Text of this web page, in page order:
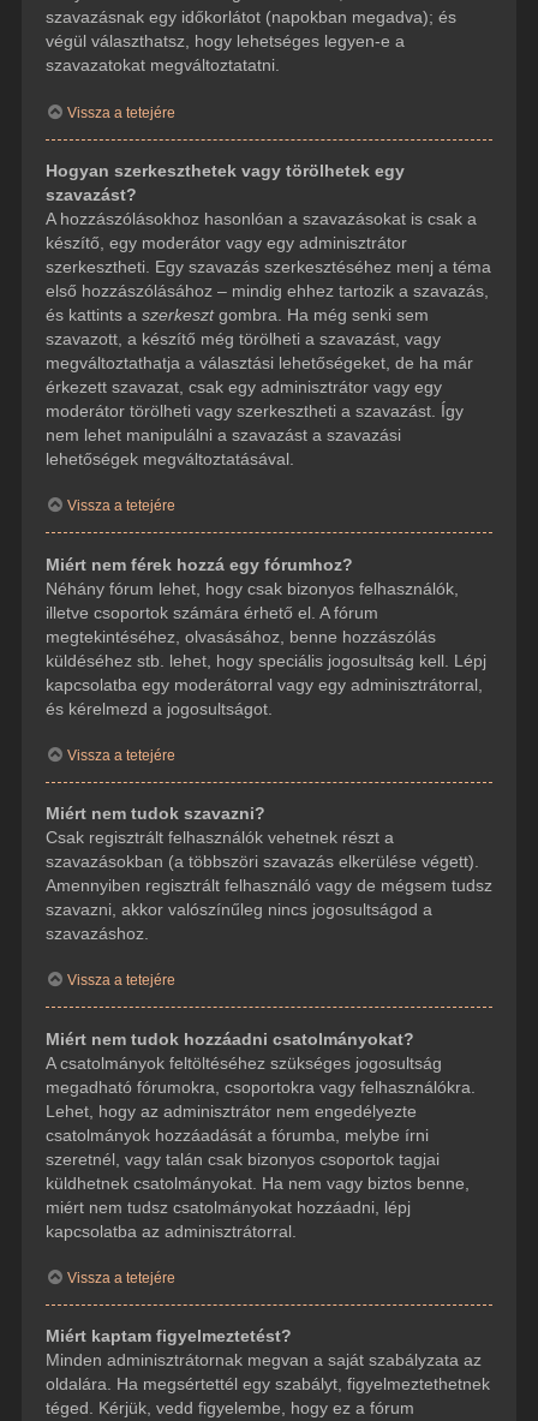
szavazásnak egy időkorlátot (napokban megadva); és
végül választhatsz, hogy lehetséges legyen-e a
szavazatokat megváltoztatatni.
Vissza a tetejére
Hogyan szerkeszthetek vagy törölhetek egy
szavazást?
A hozzászólásokhoz hasonlóan a szavazásokat is csak a
készítő, egy moderátor vagy egy adminisztrátor
szerkesztheti. Egy szavazás szerkesztéséhez menj a téma
első hozzászólásához – mindig ehhez tartozik a szavazás,
és kattints a szerkesztgombra. Ha még senki sem
szavazott, a készítő még törölheti a szavazást, vagy
megváltoztathatja a választási lehetőségeket, de ha már
érkezett szavazat, csak egy adminisztrátor vagy egy
moderátor törölheti vagy szerkesztheti a szavazást. Így
nem lehet manipulálni a szavazást a szavazási
lehetőségek megváltoztatásával.
Vissza a tetejére
Miért nem férek hozzá egy fórumhoz?
Néhány fórum lehet, hogy csak bizonyos felhasználók,
illetve csoportok számára érhető el. A fórum
megtekintéséhez, olvasásához, benne hozzászólás
küldéséhez stb. lehet, hogy speciális jogosultság kell. Lépj
kapcsolatba egy moderátorral vagy egy adminisztrátorral,
és kérelmezd a jogosultságot.
Vissza a tetejére
Miért nem tudok szavazni?
Csak regisztrált felhasználók vehetnek részt a
szavazásokban (a többszöri szavazás elkerülése végett).
Amennyiben regisztrált felhasználó vagy de mégsem tudsz
szavazni, akkor valószínűleg nincs jogosultságod a
szavazáshoz.
Vissza a tetejére
Miért nem tudok hozzáadni csatolmányokat?
A csatolmányok feltöltéséhez szükséges jogosultság
megadható fórumokra, csoportokra vagy felhasználókra.
Lehet, hogy az adminisztrátor nem engedélyezte
csatolmányok hozzáadását a fórumba, melybe írni
szeretnél, vagy talán csak bizonyos csoportok tagjai
küldhetnek csatolmányokat. Ha nem vagy biztos benne,
miért nem tudsz csatolmányokat hozzáadni, lépj
kapcsolatba az adminisztrátorral.
Vissza a tetejére
Miért kaptam figyelmeztetést?
Minden adminisztrátornak megvan a saját szabályzata az
oldalára. Ha megsértettél egy szabályt, figyelmeztethetnek
téged. Kérjük, vedd figyelembe, hogy ez a fórum